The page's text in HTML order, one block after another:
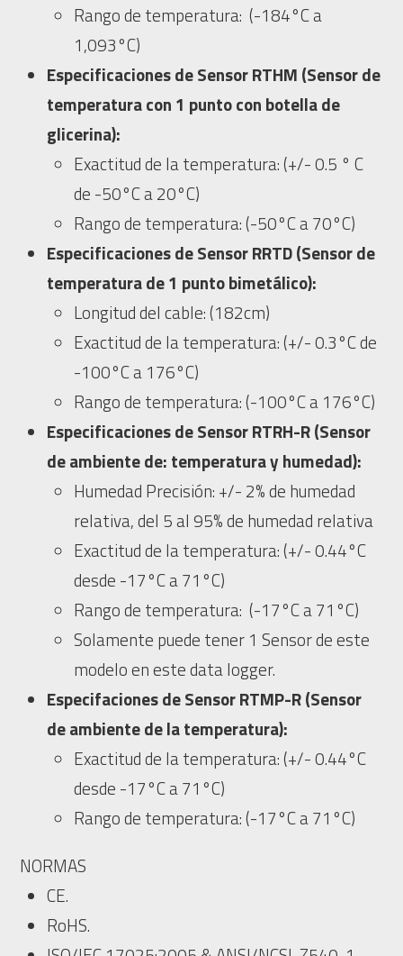
Rango de temperatura: (-184°C a
1,093°C)
Especificaciones de Sensor RTHM (Sensor de
temperatura con 1 punto con botella de
glicerina):
Exactitud de la temperatura: (+/- 0.5 ° C
de -50°C a 20°C)
Rango de temperatura: (-50°C a 70°C)
Especificaciones de Sensor RRTD (Sensor de
temperatura de 1 punto bimetálico):
Longitud del cable: (182cm)
Exactitud de la temperatura: (+/- 0.3°C de
-100°C a 176°C)
Rango de temperatura: (-100°C a 176°C)
Especificaciones de Sensor RTRH-R (Sensor
de ambiente de: temperatura y humedad):
Humedad Precisión: +/- 2% de humedad
relativa, del 5 al 95% de humedad relativa
Exactitud de la temperatura: (+/- 0.44°C
desde -17°C a 71°C)
Rango de temperatura: (-17°C a 71°C)
Solamente puede tener 1 Sensor de este
modelo en este data logger.
Especifaciones de Sensor RTMP-R (Sensor
de ambiente de la temperatura):
Exactitud de la temperatura: (+/- 0.44°C
desde -17°C a 71°C)
Rango de temperatura: (-17°C a 71°C)
NORMAS
CE.
RoHS.